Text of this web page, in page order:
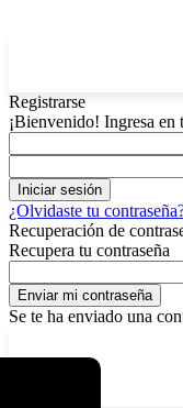
Registrarse
¡Bienvenido! Ingresa en
¿Olvidaste tu
Recuperación de
Recupera tu contraseña
Se te ha enviado una